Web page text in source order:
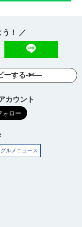
う！ ／
ーする-✄—
カウント
グルメニュース